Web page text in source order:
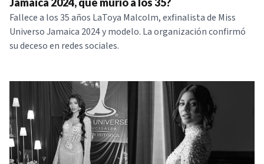
Fallece a los 35 años LaToya Malcolm, exfinalista de Miss
Universo Jamaica 2024 y modelo. La organización confirmó
su deceso en redes sociales.